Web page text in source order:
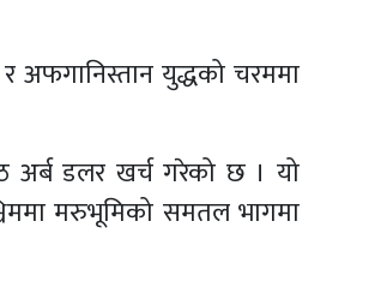
युद्धको चरममा
डलर खर्च गरेको छ । यो
मरुभूमिको समतल भागमा